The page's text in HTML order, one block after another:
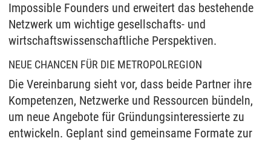
Impossible Founders und erweitert das bestehende
Netzwerk um wichtige gesellschafts- und
wirtschaftswissenschaftliche Perspektiven.
NEUE CHANCEN FÜR DIE METROPOLREGION
Die Vereinbarung sieht vor, dass beide Partner ihre
Kompetenzen, Netzwerke und Ressourcen bündeln,
um neue Angebote für Gründungsinteressierte zu
entwickeln. Geplant sind gemeinsame Formate zur